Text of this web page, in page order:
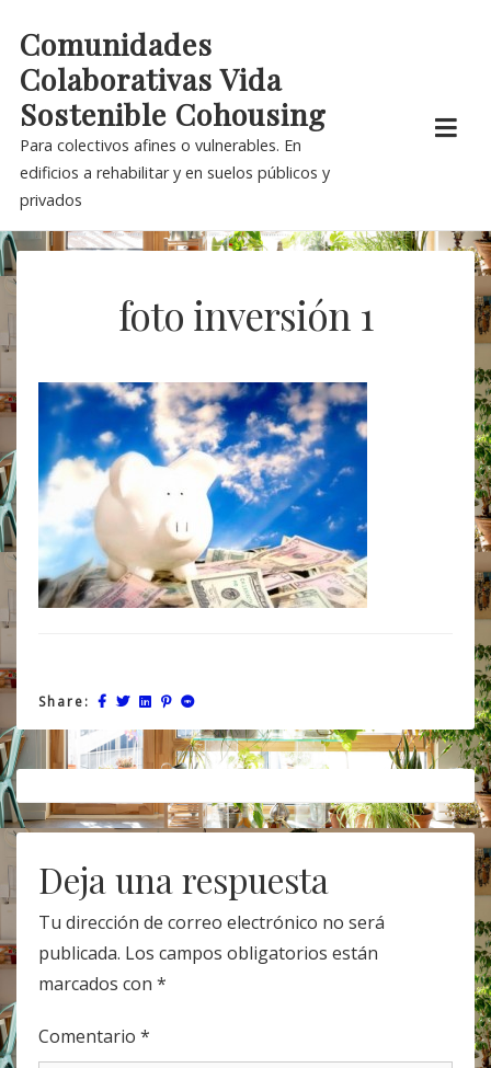
content
Comunidades
Colaborativas Vida
Sostenible Cohousing
Para colectivos afines o vulnerables. En
edificios a rehabilitar y en suelos públicos y
privados
foto inversión 1
Share:
Post
navigation
Deja una respuesta
Tu dirección de correo electrónico no será
publicada. Los campos obligatorios están
marcados con *
Comentario *